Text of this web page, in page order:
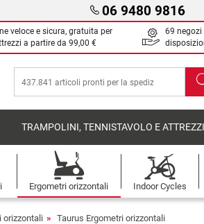
06 9480 9816
veloce e sicura, gratuita per
a partire da 99,00 €
69 negozi
TRAMPOLINI, TENNISTAVOLO E
Ergometri orizzontali Indoor Cycles
orizzontali Taurus Ergometri orizzontali